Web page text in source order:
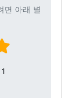
면 아래 별
1